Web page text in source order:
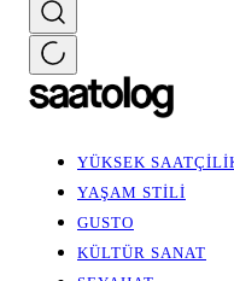
YÜKSEK
YAŞAM STİLİ
GUSTO
KÜLTÜR SANAT